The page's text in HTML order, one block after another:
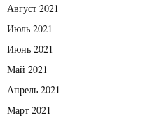
Август 2021
Июль 2021
Июнь 2021
Май 2021
Апрель 2021
Март 2021